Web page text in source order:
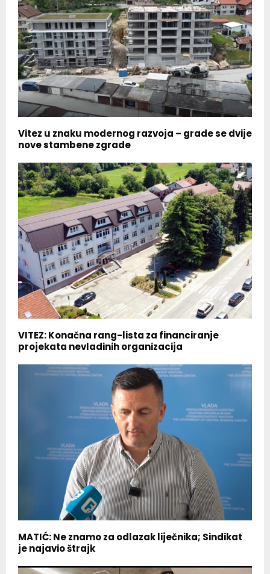
Vitez u znaku modernog razvoja – grade se dvije
nove stambene zgrade
VITEZ: Konačna rang-lista za financiranje
projekata nevladinih organizacija
MATIĆ: Ne znamo za odlazak liječnika; Sindikat
je najavio štrajk